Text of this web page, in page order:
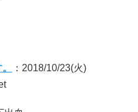
：2018/10/23(火)